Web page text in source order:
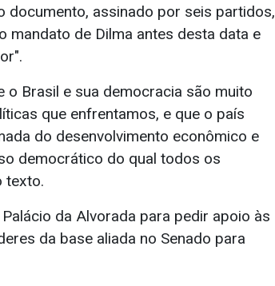
documento, assinado por seis partidos,
mandato de Dilma antes desta data e
o Brasil e sua democracia são muito
que enfrentamos, e que o país
do desenvolvimento econômico e
democrático do qual todos os
texto.
da Alvorada para pedir apoio às
da base aliada no Senado para